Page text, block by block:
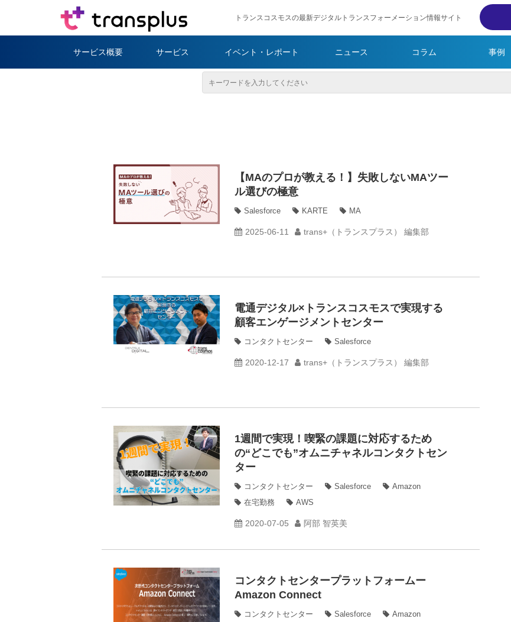
トランスコスモスの最新デジタルトランスフォーメーション情報サイト
サービス概要 サービス イベント・レポート ニュース コラム 事例
【MAのプロが教える！】失敗しないMAツー
ル選びの極意
Salesforce KARTE MA
2025-06-11 trans+（トランスプラス） 編集部
電通デジタル×トランスコスモスで実現する
顧客エンゲージメントセンター
コンタクトセンター Salesforce
2020-12-17 trans+（トランスプラス） 編集部
1週間で実現！喫緊の課題に対応するため
の“どこでも”オムニチャネルコンタクトセン
ター
コンタクトセンター Salesforce
Amazon
在宅勤務
AWS
2020-07-05 阿部 智英美
コンタクトセンタープラットフォームー
Amazon Connect
コンタクトセンター Salesforce Amazon